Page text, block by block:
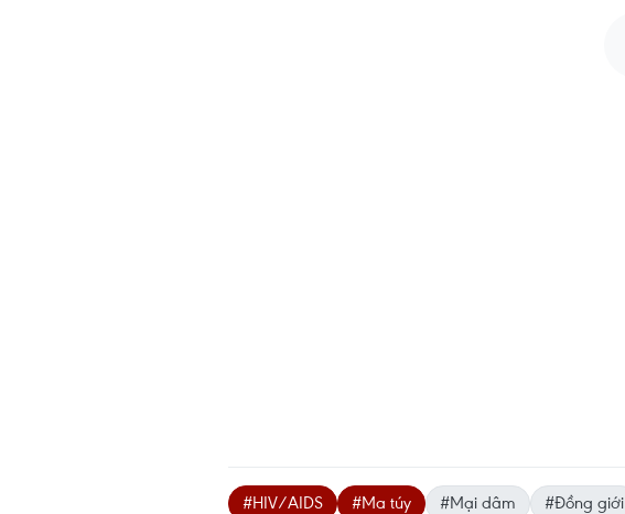
#HIV/AIDS #Ma túy #Mại dâm #Đồng giới